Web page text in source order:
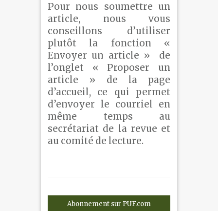
Pour nous soumettre un
article, nous vous
conseillons d’utiliser
plutôt la fonction «
Envoyer un article » de
l’onglet « Proposer un
article » de la page
d’accueil, ce qui permet
d’envoyer le courriel en
même temps au
secrétariat de la revue et
au comité de lecture.
Abonnement sur PUF.com